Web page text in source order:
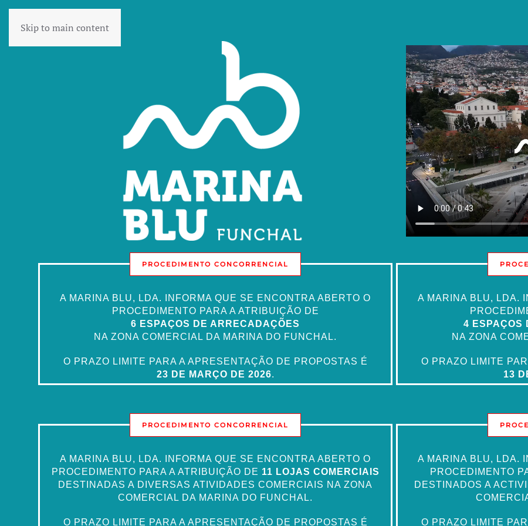
Skip to main content
PROCEDIMENTO CONCORRENCIAL
A MARINA BLU, LDA. INFORMA QUE SE ENCONTRA ABERTO O
PROCEDIMENTO PARA A ATRIBUIÇÃO DE
6 ESPAÇOS DE ARRECADAÇÕES
NA ZONA COMERCIAL DA MARINA DO FUNCHAL.
O PRAZO LIMITE PARA A APRESENTAÇÃO DE PROPOSTAS É
23 DE MARÇO DE 2026.
PROCEDIMENTO CONCORRENCIAL
A MARINA BLU, LDA. INFORMA QUE SE ENCONTRA ABERTO O
PROCEDIMENTO PARA A ATRIBUIÇÃO DE 11 LOJAS COMERCIAIS
DESTINADAS A DIVERSAS ATIVIDADES COMERCIAIS NA ZONA
COMERCIAL DA MARINA DO FUNCHAL.
O PRAZO LIMITE PARA A APRESENTAÇÃO DE PROPOSTAS É
A MARINA BLU, LDA.
4 ESPAÇOS
NA ZONA
O PRAZO LIMITE
13
A MARINA BLU, LDA.
PROCEDIMENTO
DESTINADOS A
O PRAZO LIMITE